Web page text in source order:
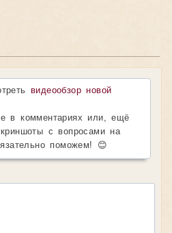
видеообзор новой
в комментариях или, ещё
с вопросами на
поможем! 😊